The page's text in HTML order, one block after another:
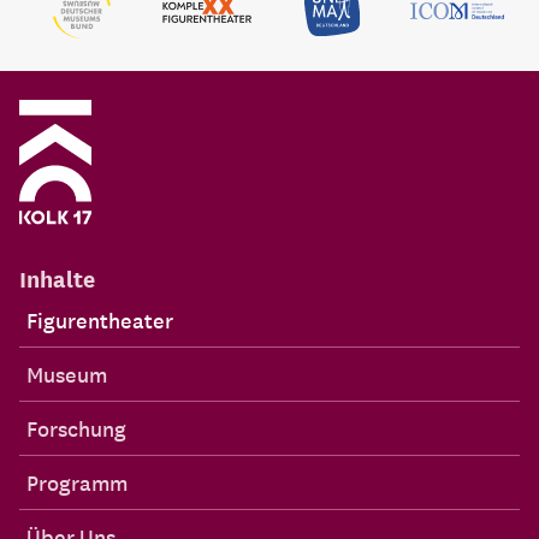
Inhalte
Figurentheater
Museum
Forschung
Programm